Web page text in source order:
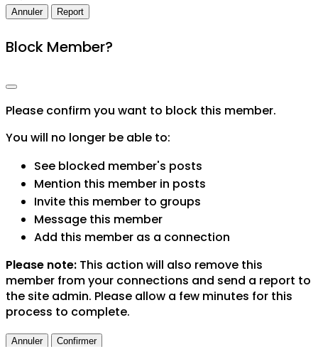
Report
Block Member?
Please confirm you want to block this member.
You will no longer be able to:
See blocked member's posts
Mention this member in posts
Invite this member to groups
Message this member
Add this member as a connection
Please note: This action will also remove this
member from your connections and send a report to
the site admin. Please allow a few minutes for this
process to complete.
Confirmer